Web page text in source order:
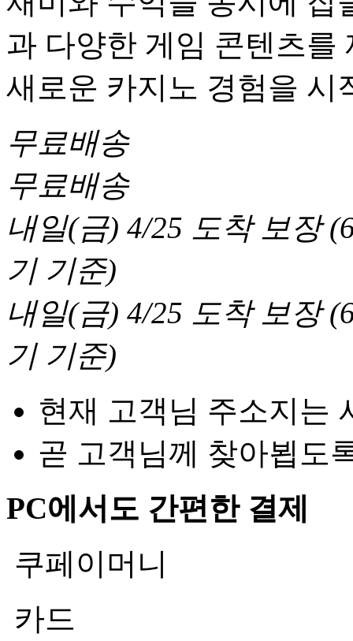
과 다양한 게임 콘텐츠를
새로운 카지노 경험을 시
무료배송
무료배송
내일(금) 4/25 도착 보장(
기 기준)
내일(금) 4/25 도착 보장(
기 기준)
현재 고객님 주소지는
곧 고객님께 찾아뵙도
PC에서도 간편한 결제
쿠페이머니
카드